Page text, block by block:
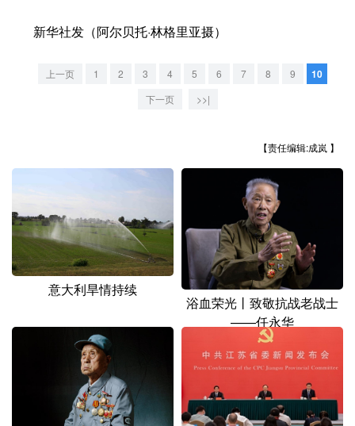
北京 天津 河北 山西
江西
广东 广西
四川 贵州 云南 西藏
陕西 甘肃 青海 宁夏
多语种频道
English Español Français عربى
新华社发（阿尔贝托·林格里亚摄）
上一页 1 2 3 4 5 6 7 8 9 10
下一页 >>|
【责任编辑:成岚 】
意大利旱情持续
浴血荣光丨致敬抗战老战士
——任永华